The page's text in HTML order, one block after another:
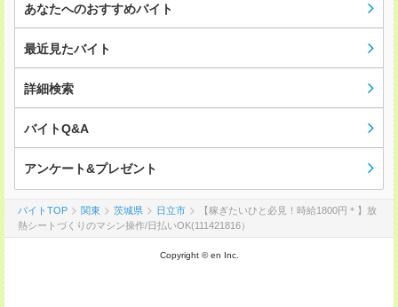
あなたへのおすすめバイト
最近見たバイト
詳細検索
バイトQ&A
アンケート&プレゼント
バイトTOP 関東 茨城県 日立市
【稼ぎたいひと必見！時給1800円＊】放
熱シートづくりのマシン操作/日払いOK(111421816）
Copyright © en Inc.